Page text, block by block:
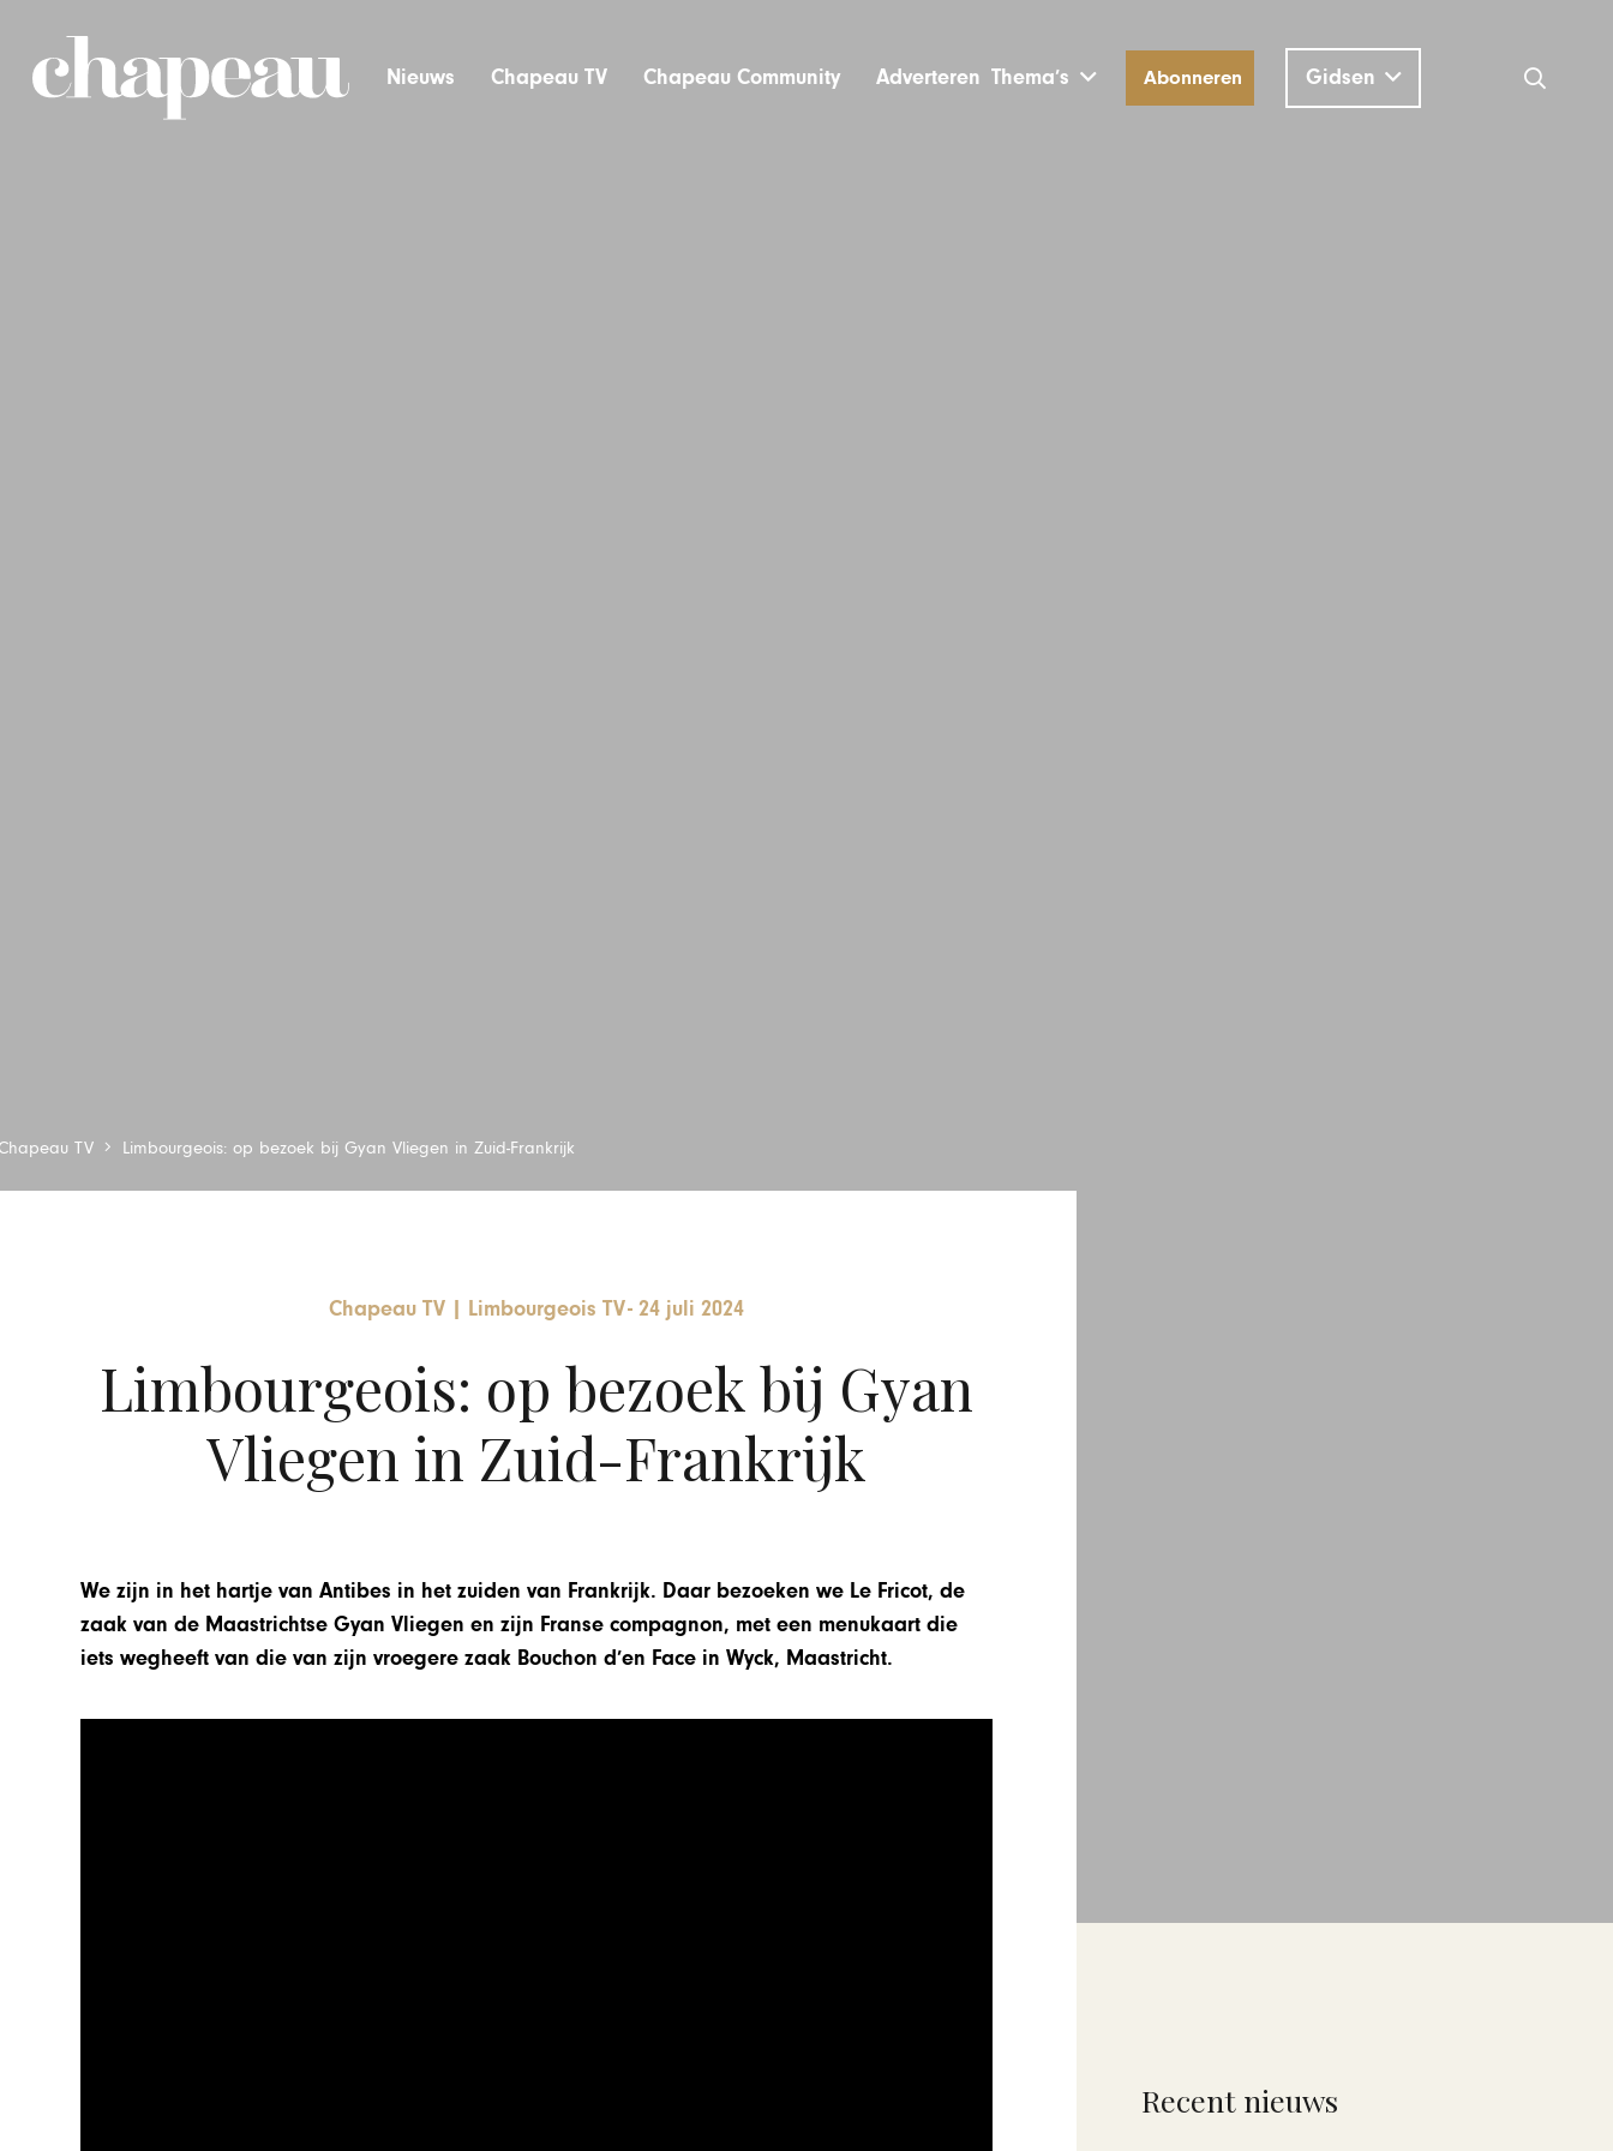
Nieuws Chapeau TV Chapeau Community Adverteren Thema’s Abonneren Gidsen
TV Limbourgeois: op bezoek bij Gyan Vliegen in Zuid-Frankrijk
Chapeau TV | Limbourgeois TV-24 juli 2024
Limbourgeois: op bezoek bij Gyan
Vliegen in Zuid-Frankrijk
We zijn in het hartje van Antibes in het zuiden van Frankrijk. Daar bezoeken we Le Fricot, de
zaak van de Maastrichtse Gyan Vliegen en zijn Franse compagnon, met een menukaart die
iets wegheeft van die van zijn vroegere zaak Bouchon d’en Face in Wyck, Maastricht.
Recent nieuws